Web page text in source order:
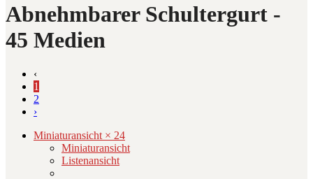
Abnehmbarer Schultergurt -
45 Medien
‹
1
2
›
Miniaturansicht × 24
Miniaturansicht
Listenansicht